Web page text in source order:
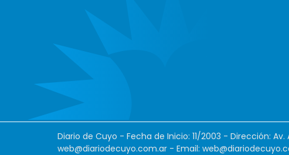
Diario de Cuyo - Fecha de Inicio: 11/2003 - Dirección:
web@diariodecuyo.com.ar - Email: